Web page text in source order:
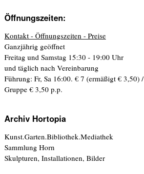
Öffnungszeiten:
Kontakt - Öffnungszeiten - Preise
Ganzjährig geöffnet
Freitag und Samstag 15:30 - 19:00 Uhr
und täglich nach Vereinbarung
Führung: Fr, Sa 16:00. € 7 (ermäßigt € 3,50) /
Gruppe € 3,50 p.p.
Archiv Hortopia
Kunst.Garten.Bibliothek.Mediathek
Sammlung Horn
Skulpturen, Installationen, Bilder